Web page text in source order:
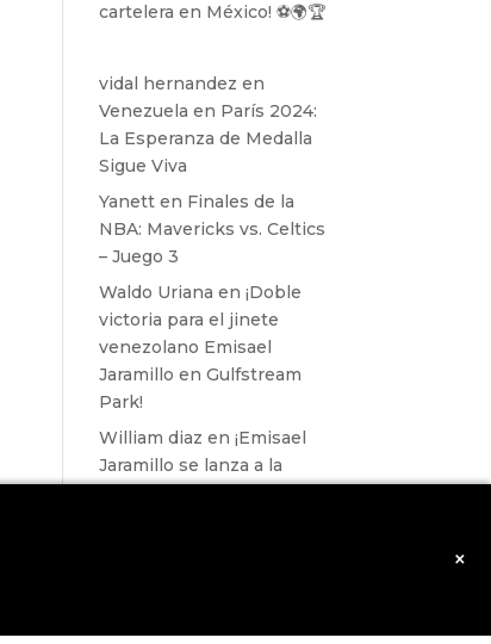
cartelera en México! ⚽️🌍🏆
vidal hernandez en
Venezuela en París 2024:
La Esperanza de Medalla
Sigue Viva
Yanett en Finales de la
NBA: Mavericks vs. Celtics
– Juego 3
Waldo Uriana en¡Doble
victoria para el jinete
venezolano Emisael
Jaramillo en Gulfstream
Park!
William diaz en¡Emisael
Jaramillo se lanza a la
×